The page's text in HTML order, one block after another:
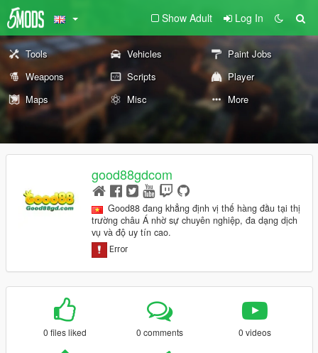
Show Adult Log In
Tools Vehicles
Paint Jobs
Weapons
Scripts
Player
Maps
Misc More
good88gdcom
Good88 đang khẳng định vị thế hàng đầu tại thị
trường châu Á nhờ sự chuyên nghiệp, đa dạng dịch
vụ và độ uy tín cao.
0 files liked 0 comments 0 videos